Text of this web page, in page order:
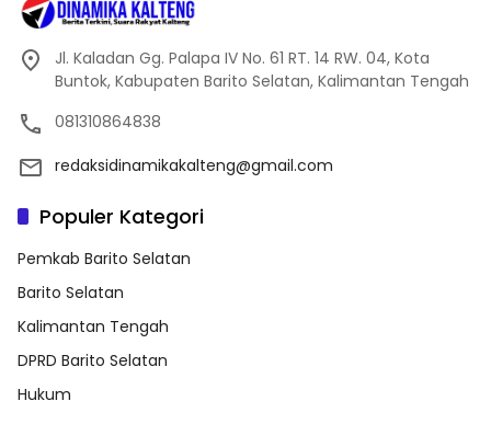
Jl. Kaladan Gg. Palapa IV No. 61 RT. 14 RW. 04, Kota
Buntok, Kabupaten Barito Selatan, Kalimantan Tengah
081310864838
redaksidinamikakalteng@gmail.com
Populer Kategori
Pemkab Barito Selatan
Barito Selatan
Kalimantan Tengah
DPRD Barito Selatan
Hukum